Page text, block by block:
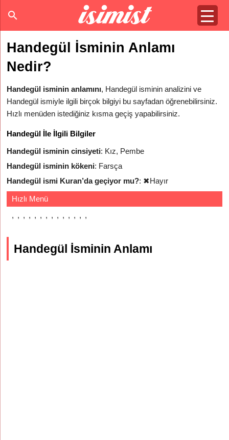
Handegül İsminin Anlamı
Nedir?
Handegül isminin anlamını, Handegül isminin analizini ve
Handegül ismiyle ilgili birçok bilgiyi bu sayfadan öğrenebilirsiniz.
Hızlı menüden istediğiniz kısma geçiş yapabilirsiniz.
Handegül İle İlgili Bilgiler
Handegül isminin cinsiyeti: Kız, Pembe
Handegül isminin kökeni: Farsça
Handegül ismi Kuran’da geçiyor mu?: ✖Hayır
Hızlı Menü
Handegül İsminin Anlamı